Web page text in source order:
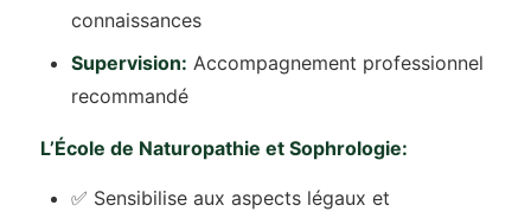
connaissances
Supervision: Accompagnement professionnel
recommandé
L’École de Naturopathie et Sophrologie:
✅ Sensibilise aux aspects légaux et